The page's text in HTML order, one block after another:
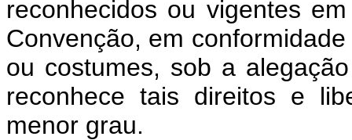
reconhecidos ou vigentes
Convenção, em
ou costumes, sob a
reconhece tais direitos e
menor grau.